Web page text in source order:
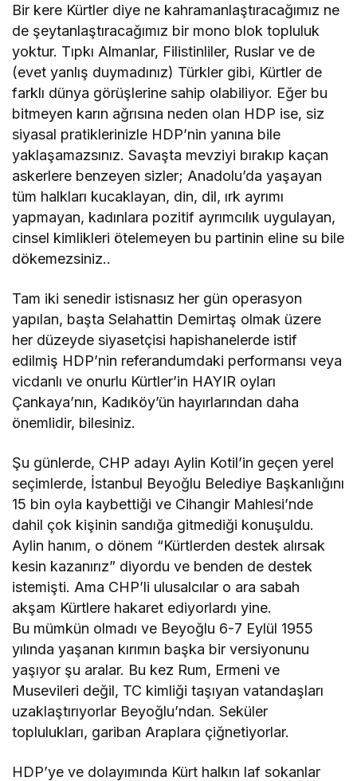
Bir kere Kürtler diye ne kahramanlaştıracağımız ne
de şeytanlaştıracağımız bir mono blok topluluk
yoktur. Tıpkı Almanlar, Filistinliler, Ruslar ve de
(evet yanlış duymadınız) Türkler gibi, Kürtler de
farklı dünya görüşlerine sahip olabiliyor. Eğer bu
bitmeyen karın ağrısına neden olan HDP ise, siz
siyasal pratiklerinizle HDP’nin yanına bile
yaklaşamazsınız. Savaşta mevziyi bırakıp kaçan
askerlere benzeyen sizler; Anadolu’da yaşayan
tüm halkları kucaklayan, din, dil, ırk ayrımı
yapmayan, kadınlara pozitif ayrımcılık uygulayan,
cinsel kimlikleri ötelemeyen bu partinin eline su bile
dökemezsiniz..
Tam iki senedir istisnasız her gün operasyon
yapılan, başta Selahattin Demirtaş olmak üzere
her düzeyde siyasetçisi hapishanelerde istif
edilmiş HDP’nin referandumdaki performansı veya
vicdanlı ve onurlu Kürtler’in HAYIR oyları
Çankaya’nın, Kadıköy’ün hayırlarından daha
önemlidir, bilesiniz.
Şu günlerde, CHP adayı Aylin Kotil’in geçen yerel
seçimlerde, İstanbul Beyoğlu Belediye Başkanlığını
15 bin oyla kaybettiği ve Cihangir Mahlesi’nde
dahil çok kişinin sandığa gitmediği konuşuldu.
Aylin hanım, o dönem “Kürtlerden destek alırsak
kesin kazanırız” diyordu ve benden de destek
istemişti. Ama CHP’li ulusalcılar o ara sabah
akşam Kürtlere hakaret ediyorlardı yine.
Bu mümkün olmadı ve Beyoğlu 6-7 Eylül 1955
yılında yaşanan kırımın başka bir versiyonunu
yaşıyor şu aralar. Bu kez Rum, Ermeni ve
Musevileri değil, TC kimliği taşıyan vatandaşları
uzaklaştırıyorlar Beyoğlu’ndan. Seküler
toplulukları, gariban Araplara çiğnetiyorlar.
HDP’ye ve dolayımında Kürt halkın laf sokanlar